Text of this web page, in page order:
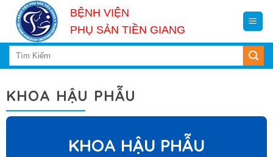
content
BỆNH VIỆN
PHỤ SẢN TIỀN GIANG
KHOA HẬU PHẪU
KHOA HẬU PHẪU